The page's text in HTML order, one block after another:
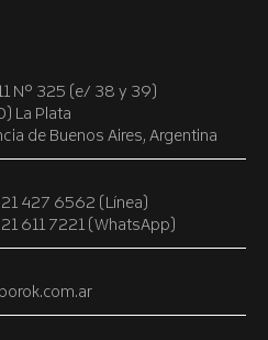
Nº 325 (e/ 38 y 39)
La Plata
de Buenos Aires, Argentina
427 6562 (Línea)
611 7221 (WhatsApp)